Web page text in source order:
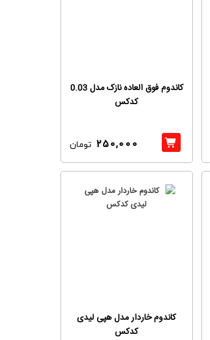
کاندوم فوق العاده نازک مدل 0.03
کدکس
250,000 تومان
کاندوم خاردار مدل هپی لیدی
کدکس